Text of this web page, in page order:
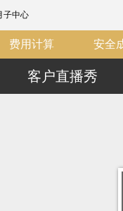
子中心
费用计算 安全
客户直播秀